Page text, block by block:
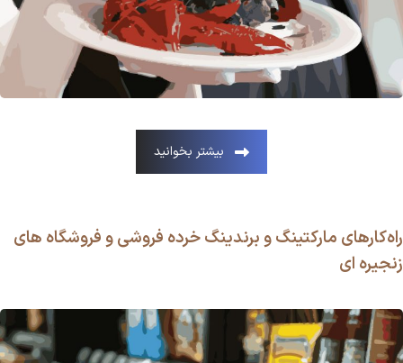
بیشتر بخوانید
راه‌کارهای مارکتینگ و برندینگ خرده فروشی و فروشگاه های
زنجیره ای